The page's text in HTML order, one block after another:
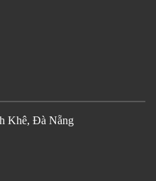
Khê, Đà Nẵng